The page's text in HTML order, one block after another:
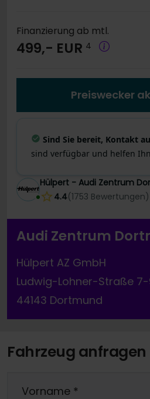
Finanzierung ab mtl.
499,- EUR 4
Preiswecker
Sind Sie bereit, Kontakt
sind verfügbar und helfen
Hülpert - Audi Zentrum
4.4(1753 Bewertungen)
Audi Zentrum
Hülpert AZ GmbH
Ludwig-Lohner-Straße
44143 Dortmund
Fahrzeug anfragen
Vorname *